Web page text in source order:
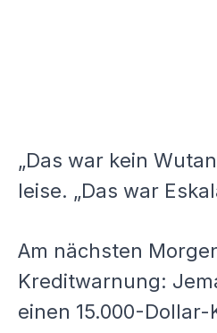
„Das war kein
leise. „Das war
Am nächsten
Kreditwarnung:
einen 15.000-